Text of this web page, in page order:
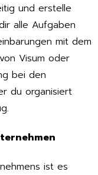
und erstelle
alle Aufgaben
mit dem
Visum oder
bei den
du organisiert
ist es